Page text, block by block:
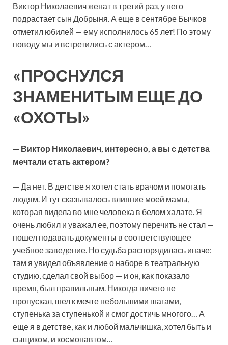
Виктор Николаевич женат в третий раз, у него
подрастает сын Добрыня. А еще в сентябре Бычков
отметил юбилей — ему исполнилось 65 лет! По этому
поводу мы и встретились с актером…
«ПРОСНУЛСЯ
ЗНАМЕНИТЫМ ЕЩЕ ДО
«ОХОТЫ»
— Виктор Николаевич, интересно, а вы с детства
мечтали стать актером?
— Да нет. В детстве я хотел стать врачом и помогать
людям. И тут сказывалось влияние моей мамы,
которая видела во мне человека в белом халате. Я
очень любил и уважал ее, поэтому перечить не стал —
пошел подавать документы в соответствующее
учебное заведение. Но судьба распорядилась иначе:
там я увидел объявление о наборе в театральную
студию, сделал свой выбор — и он, как показало
время, был правильным. Никогда ничего не
пропускал, шел к мечте небольшими шагами,
ступенька за ступенькой и смог достичь многого… А
еще я в детстве, как и любой мальчишка, хотел быть и
сыщиком, и космонавтом…